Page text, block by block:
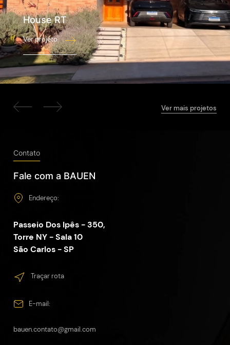
House RT
Ver projeto
Ver mais projetos
Contato
Fale com a BAUEN
Endereço:
Passeio Dos Ipês - 350,
Torre NY - Sala 10
São Carlos - SP
Traçar rota
E-mail:
bauen.contato@gmail.com